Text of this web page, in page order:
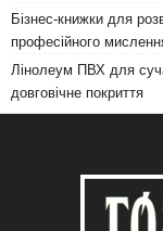
Бізнес-книжки для
професійного
Лінолеум ПВХ для
довговічне покриття